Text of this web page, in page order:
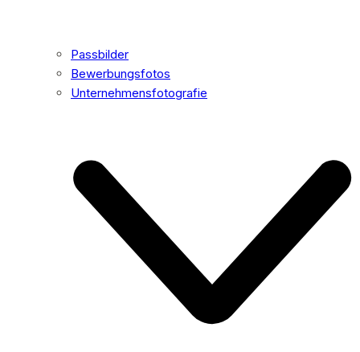
Passbilder
Bewerbungsfotos
Unternehmensfotografie